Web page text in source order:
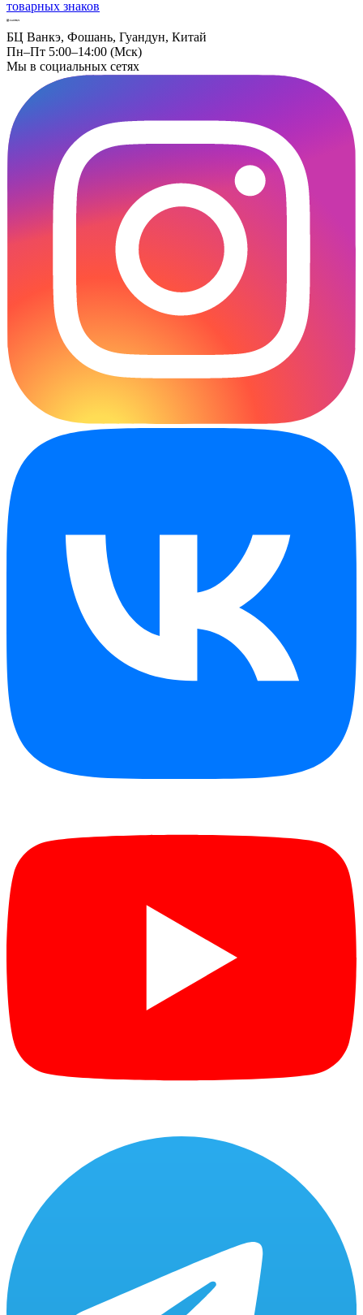
товарных знаков
БЦ Ванкэ, Фошань, Гуандун, Китай
Пн–Пт 5:00–14:00 (Мск)
Мы в социальных сетях